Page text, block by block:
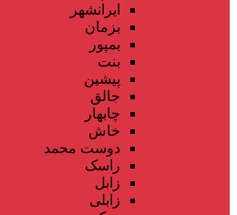
ایرانشهر
بزمان
بمپور
بنت
پیشین
جالق
چابهار
خاش
دوست محمد
راسک
زابل
زابلی